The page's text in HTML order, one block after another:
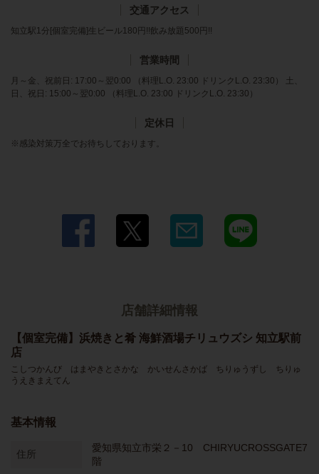
交通アクセス
知立駅1分[個室完備]生ビール180円!!飲み放題500円!!
営業時間
月～金、祝前日: 17:00～翌0:00 （料理L.O. 23:00 ドリンクL.O. 23:30） 土、
日、祝日: 15:00～翌0:00 （料理L.O. 23:00 ドリンクL.O. 23:30）
定休日
※感染対策万全でお待ちしております。
店舗詳細情報
【個室完備】浜焼きと肴 海鮮酒場チリュウズシ 知立駅前
店
こしつかんび はまやきとさかな かいせんさかば ちりゅうずし ちりゅ
うえきまえてん
基本情報
住所
愛知県知立市栄２－10 CHIRYUCROSSGATE7
階